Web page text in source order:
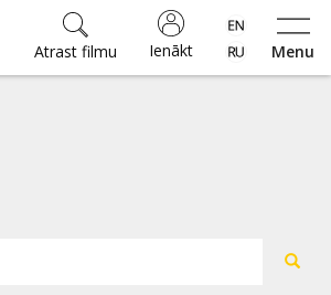
Menu
Ienākt
Atrast filmu